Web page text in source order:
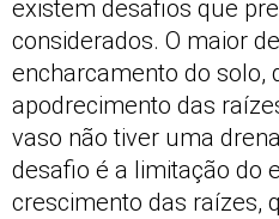
existem desafios que
considerados. O maior
encharcamento do solo,
apodrecimento das
vaso não tiver uma
desafio é a limitação do
crescimento das raízes,